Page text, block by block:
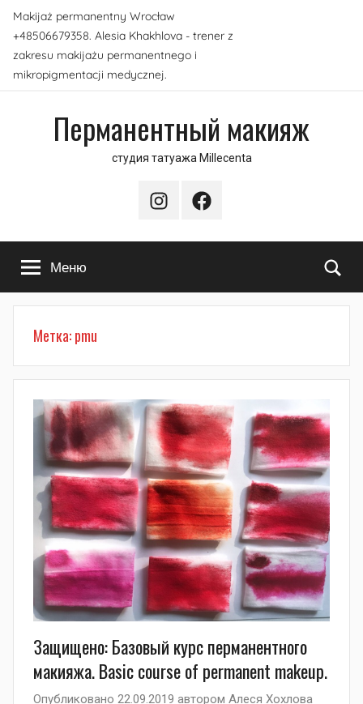
Перейти
содержимому
Makijaż permanentny Wrocław
+48506679358. Alesia Khakhlova - trener z
zakresu makijażu permanentnego i
mikropigmentacji medycznej.
Перманентный макияж
студия татуажа Millecenta
InstagramFacebook
Меню
Метка:pmu
Защищено: Базовый курс перманентного
макияжа. Basic course of permanent makeup.
Опубликовано 22.09.2019 автором Алеся Хохлова